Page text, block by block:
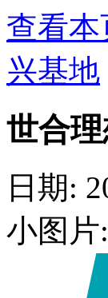
查看
兴基地
世合
日期:
小图片: